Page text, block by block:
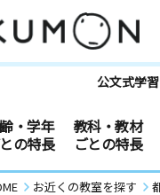
公文式学習
・学年
の特長
教科・教材
ごとの特長
お近くの教室を探す